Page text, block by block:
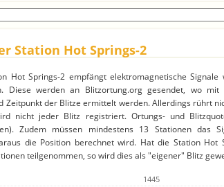
Station Hot Springs-2
Hot Springs-2 empfängt elektromagnetische
Diese werden an Blitzortung.org gesendet, wo
Zeitpunkt der Blitze ermittelt werden. Allerdings rührt
nicht jeder Blitz registriert. Ortungs- und
Zudem müssen mindestens 13 Stationen das
die Position berechnet wird. Hat die Station Hot
teilgenommen, so wird dies als "eigener" Blitz
1445